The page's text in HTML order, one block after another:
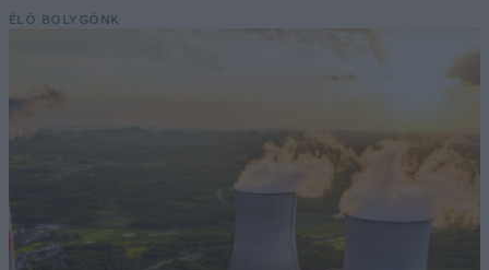
ÉLŐ BOLYGÓNK